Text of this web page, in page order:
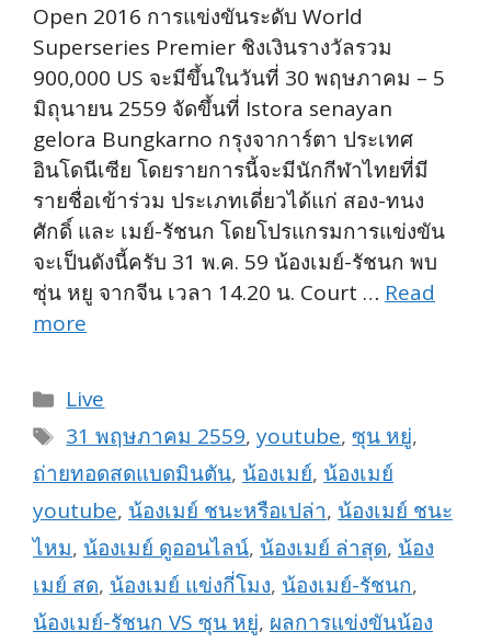
Open 2016 การแข่งขันระดับ World
Superseries Premier ชิงเงินรางวัลรวม
900,000 US จะมีขึ้นในวันที่ 30 พฤษภาคม – 5
มิถุนายน 2559 จัดขึ้นที่ Istora senayan
gelora Bungkarno กรุงจาการ์ตา ประเทศ
อินโดนีเซีย โดยรายการนี้จะมีนักกีฬาไทยที่มี
รายชื่อเข้าร่วม ประเภทเดี่ยวได้แก่ สอง-ทนง
ศักดิ์ และ เมย์-รัชนก โดยโปรแกรมการแข่งขัน
จะเป็นดังนี้ครับ 31 พ.ค. 59 น้องเมย์-รัชนก พบ
ซุ่น หยู จากจีน เวลา 14.20 น. Court … Read
more
Categories
Live
Tags
31 พฤษภาคม 2559,youtube,ซุน หยู่,
ถ่ายทอดสดแบดมินตัน, น้องเมย์, น้องเมย์
youtube, น้องเมย์ ชนะหรือเปล่า, น้องเมย์ ชนะ
ไหม, น้องเมย์ ดูออนไลน์, น้องเมย์ ล่าสุด, น้อง
เมย์ สด, น้องเมย์ แข่งกี่โมง, น้องเมย์-รัชนก,
น้องเมย์-รัชนก VS ซุน หยู่, ผลการแข่งขันน้อง